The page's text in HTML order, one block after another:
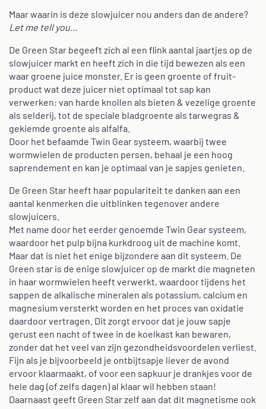
Maar waarin is deze slowjuicer nou anders dan de andere?
Let me tell you...
De Green Star begeeft zich al een flink aantal jaartjes op de
slowjuicer markt en heeft zich in die tijd bewezen als een
waar groene juice monster. Er is geen groente of fruit-
product wat deze juicer niet optimaal tot sap kan
verwerken: van harde knollen als bieten & vezelige groente
als selderij, tot de speciale bladgroente als tarwegras &
gekiemde groente als alfalfa.
Door het befaamde Twin Gear systeem, waarbij twee
wormwielen de producten persen, behaal je een hoog
saprendement en kan je optimaal van je sapjes genieten.
De Green Star heeft haar populariteit te danken aan een
aantal kenmerken die uitblinken tegenover andere
slowjuicers.
Met name door het eerder genoemde Twin Gear systeem,
waardoor het pulp bijna kurkdroog uit de machine komt.
Maar dat is niet het enige bijzondere aan dit systeem. De
Green star is de enige slowjuicer op de markt die magneten
in haar wormwielen heeft verwerkt, waardoor tijdens het
sappen de alkalische mineralen als potassium, calcium en
magnesium versterkt worden en het proces van oxidatie
daardoor vertragen. Dit zorgt ervoor dat je jouw sapje
gerust een nacht of twee in de koelkast kan bewaren,
zonder dat het veel van zijn gezondheidsvoordelen verliest.
Fijn als je bijvoorbeeld je ontbijtsapje liever de avond
ervoor klaarmaakt, of voor een sapkuur je drankjes voor de
hele dag (of zelfs dagen) al klaar wil hebben staan!
Daarnaast geeft Green Star zelf aan dat dit magnetisme ook